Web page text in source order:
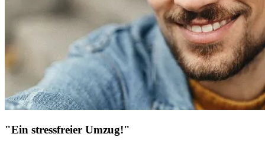
"Ein stressfreier Umzug!"